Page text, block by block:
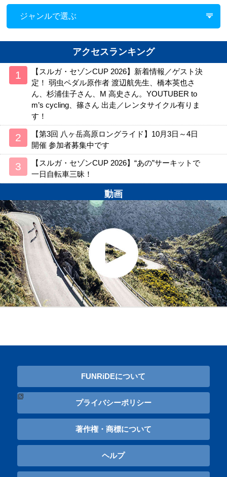
ジャンルで選ぶ
アクセスランキング
【スルガ・セゾンCUP 2026】新着情報／ゲスト決
定！ 弱虫ペダル原作者 渡辺航先生、橋本英也さ
ん、杉浦佳子さん、M 高史さん。YOUTUBER to
m’s cycling、篠さん 出走／レンタサイクル有りま
す！
【第3回 八ヶ岳高原ロングライド】10月3日～4日
開催 参加者募集中です
【スルガ・セゾンCUP 2026】“あの”サーキットで
一日自転車三昧！
動画
FUNRiDEについて
プライバシーポリシー
著作権・商標について
ヘルプ